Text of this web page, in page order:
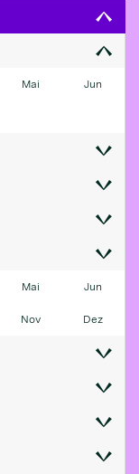
Mai Jun
Mai Jun
Nov Dez